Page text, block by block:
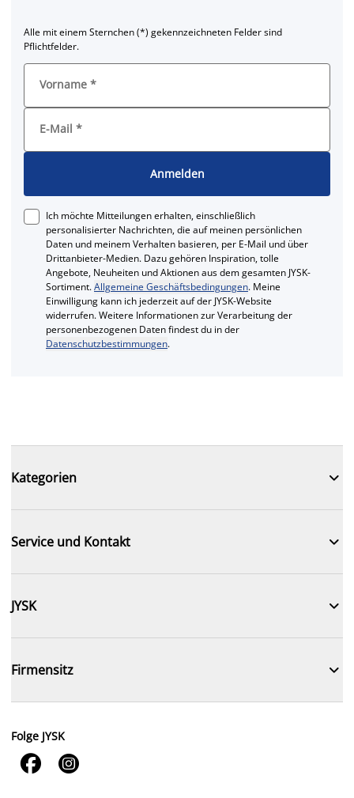
Alle mit einem Sternchen (*) gekennzeichneten Felder sind
Pflichtfelder.
Vorname *
E-Mail *
Anmelden
Ich möchte Mitteilungen erhalten, einschließlich
personalisierter Nachrichten, die auf meinen persönlichen
Daten und meinem Verhalten basieren, per E-Mail und über
Drittanbieter-Medien. Dazu gehören Inspiration, tolle
Angebote, Neuheiten und Aktionen aus dem gesamten JYSK-
Sortiment.Allgemeine Geschäftsbedingungen. Meine
Einwilligung kann ich jederzeit auf der JYSK-Website
widerrufen. Weitere Informationen zur Verarbeitung der
personenbezogenen Daten findest du in der
Datenschutzbestimmungen.
Kategorien 
Service und Kontakt 
JYSK 
Firmensitz 
Folge JYSK
 